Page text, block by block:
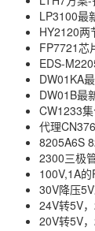
LP3100最
HY2120两
FP7721芯
EDS-
DW01KA
DW01B最
CW1233
代理
8205A6S
2300三极
100V,1A
30V降压
24V转5V
20V转5V